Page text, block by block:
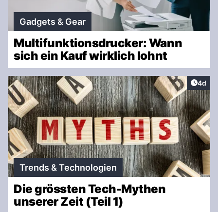
Gadgets & Gear
Multifunktionsdrucker: Wann
sich ein Kauf wirklich lohnt
4d
Trends & Technologien
Die grössten Tech-Mythen
unserer Zeit (Teil 1)